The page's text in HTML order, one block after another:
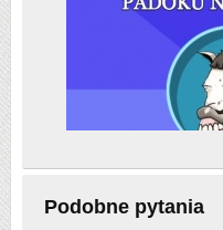
Podobne pytania